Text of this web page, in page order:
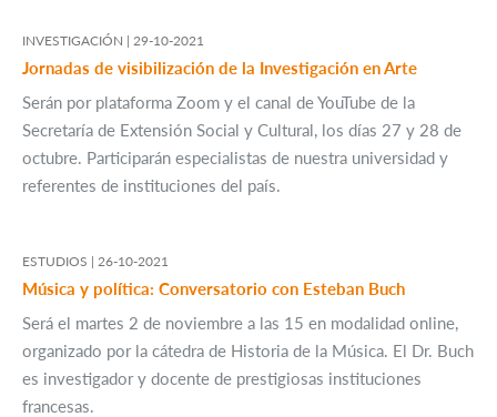
INVESTIGACIÓN | 29-10-2021
Jornadas de visibilización de la Investigación en Arte
Serán por plataforma Zoom y el canal de YouTube de la
Secretaría de Extensión Social y Cultural, los días 27 y 28 de
octubre. Participarán especialistas de nuestra universidad y
referentes de instituciones del país.
ESTUDIOS | 26-10-2021
Música y política: Conversatorio con Esteban Buch
Será el martes 2 de noviembre a las 15 en modalidad online,
organizado por la cátedra de Historia de la Música. El Dr. Buch
es investigador y docente de prestigiosas instituciones
francesas.